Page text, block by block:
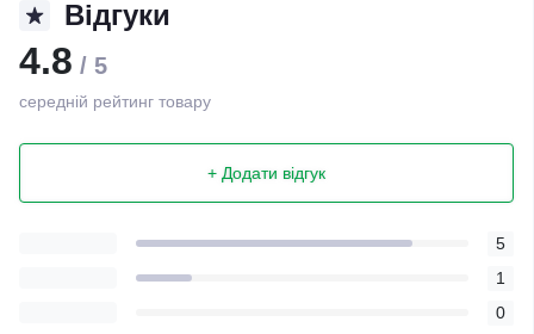
Відгуки
4.8 / 5
середній рейтинг товару
+ Додати відгук
5
1
0